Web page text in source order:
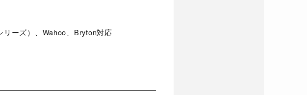
ーズ）、Wahoo、Bryton対応